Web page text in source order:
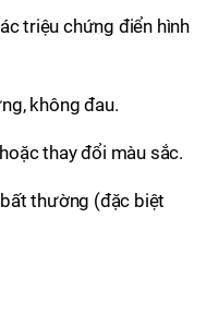
triệu chứng điển hình
không đau.
thay đổi màu sắc.
thường (đặc biệt